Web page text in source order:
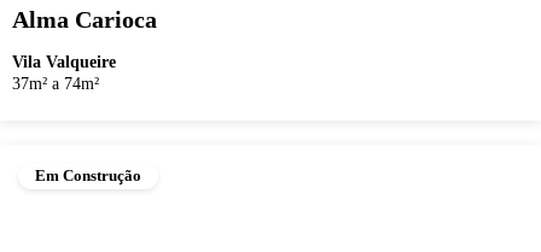
Alma Carioca
Vila Valqueire
37m² a 74m²
Em Construção